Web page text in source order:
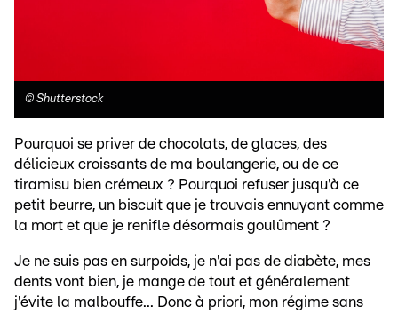
© Shutterstock
Pourquoi se priver de chocolats, de glaces, des
délicieux croissants de ma boulangerie, ou de ce
tiramisu bien crémeux ? Pourquoi refuser jusqu'à ce
petit beurre, un biscuit que je trouvais ennuyant comme
la mort et que je renifle désormais goulûment ?
Je ne suis pas en surpoids, je n'ai pas de diabète, mes
dents vont bien, je mange de tout et généralement
j'évite la malbouffe... Donc à priori, mon régime sans